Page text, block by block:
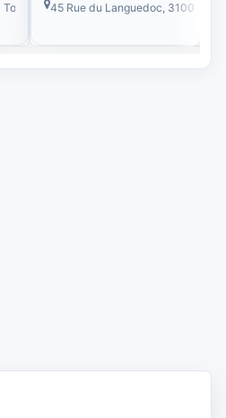
France
45 Rue du Languedoc, 31000